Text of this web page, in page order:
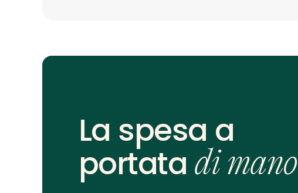
La spesa a
portata di mano